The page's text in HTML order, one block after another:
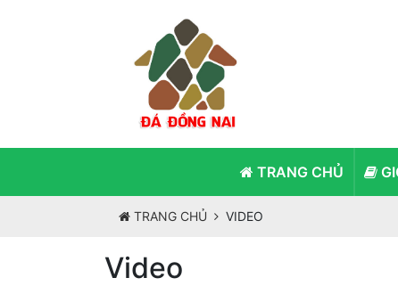
TRANG CHỦ
TRANG CHỦ VIDEO
Video